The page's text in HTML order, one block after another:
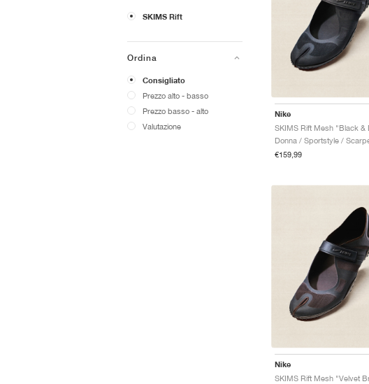
SKIMS Rift
Ordina
Consigliato
Prezzo alto - basso
Prezzo basso - alto
Valutazione
Nike
Donna / Sportstyle /
€159,99
Nike
SKIMS Rift Mesh "Velvet